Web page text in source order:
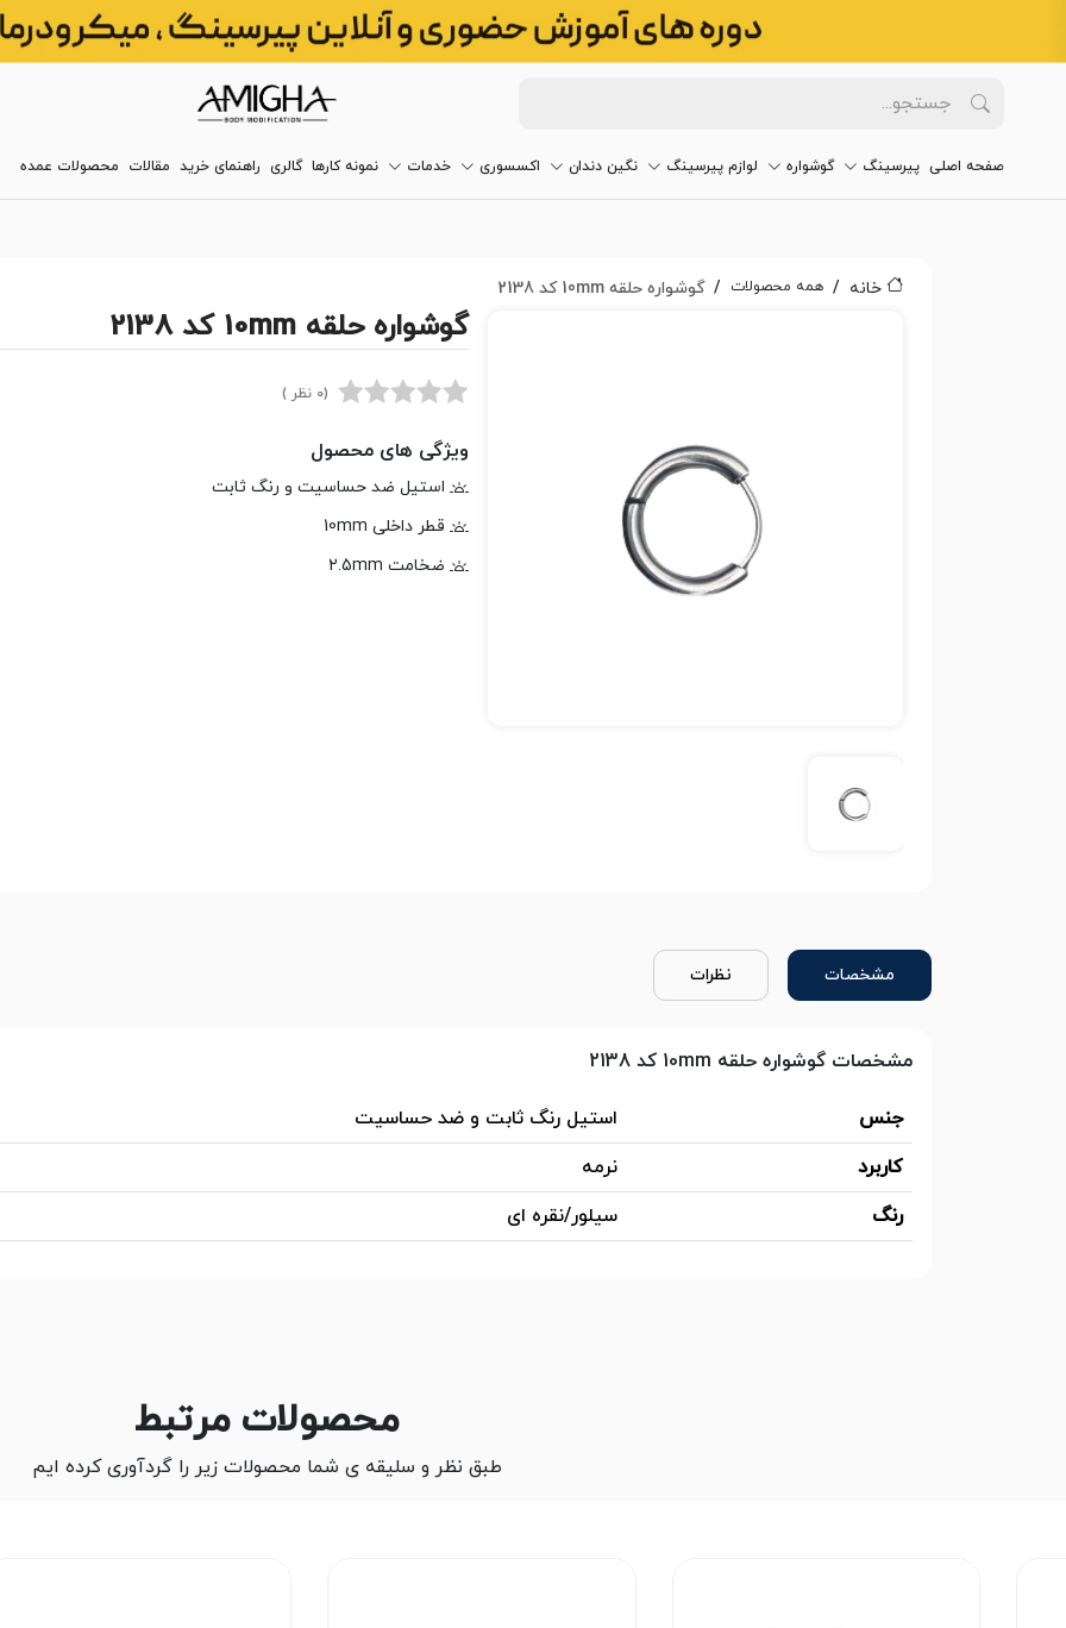
صفحه اصلی پیرسینگ گوشواره لوازم پیرسینگ نگین دندان اکسسوری خدمات نمونه کارها گالری راهنمای خرید مقالات محصولات عمده
خانه همه محصولات گوشواره حلقه 10mm کد 2138
گوشواره حلقه 10mm کد 2138
(0 نظر )
ویژگی های محصول
استیل ضد حساسیت و رنگ ثابت
قطر داخلی 10mm
ضخامت 2.5mm
مشخصات نظرات
مشخصات گوشواره حلقه 10mm کد 2138
جنس
استیل رنگ ثابت و ضد حساسیت
کاربرد
نرمه
رنگ
سیلور/نقره ای
محصولات مرتبط
طبق نظر و سلیقه ی شما محصولات زیر را گردآوری کرده ایم